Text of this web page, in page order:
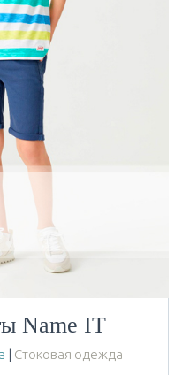
Name IT
| Стоковая одежда